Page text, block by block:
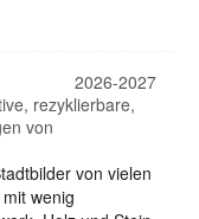
2026-2027
rezyklierbare,
von
von vielen
wenig